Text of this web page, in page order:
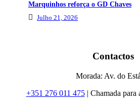
Marquinhos reforça o GD Chaves
Julho 21, 2026
Contactos
Morada: Av. do
+351 276 011 475| Chamada para